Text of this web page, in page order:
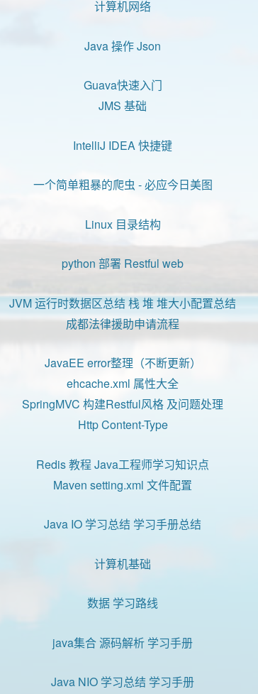
计算机网络
Java 操作 Json
Guava快速入门
JMS 基础
IntelliJ IDEA 快捷键
一个简单粗暴的爬虫 - 必应今日美图
Linux 目录结构
python 部署 Restful web
JVM 运行时数据区总结 栈 堆 堆大小配置总结
成都法律援助申请流程
JavaEE error整理（不断更新）
ehcache.xml 属性大全
SpringMVC 构建Restful风格 及问题处理
Http Content-Type
Redis 教程 Java工程师学习知识点
Maven setting.xml 文件配置
Java IO 学习总结 学习手册总结
计算机基础
数据 学习路线
java集合 源码解析 学习手册
Java NIO 学习总结 学习手册